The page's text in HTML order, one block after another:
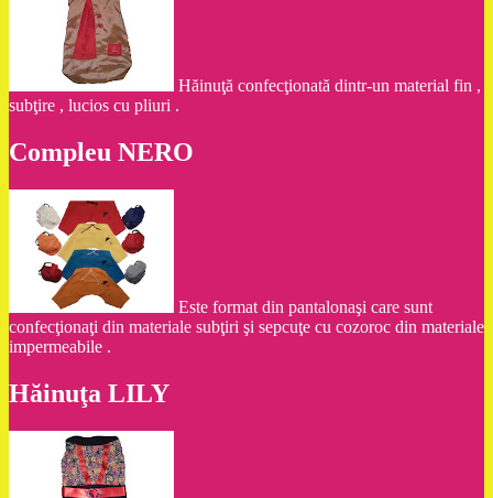
Hăinuţă confecţionată dintr-un material fin ,
subţire , lucios cu pliuri .
Compleu NERO
Este format din pantalonaşi care sunt
confecţionaţi din materiale subţiri şi sepcuţe cu cozoroc din materiale
impermeabile .
Hăinuţa LILY